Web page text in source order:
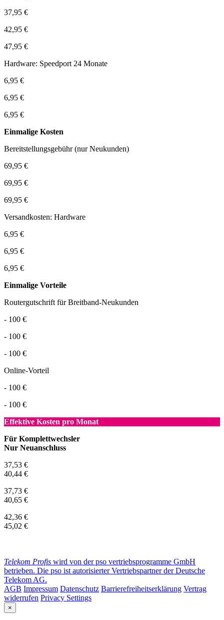
37,95 €
42,95 €
47,95 €
Hardware: Speedport 24 Monate
6,95 €
6,95 €
6,95 €
Einmalige Kosten
Bereitstellungsgebühr (nur Neukunden)
69,95 €
69,95 €
69,95 €
Versandkosten: Hardware
6,95 €
6,95 €
6,95 €
Einmalige Vorteile
Routergutschrift für Breitband-Neukunden
- 100 €
- 100 €
- 100 €
Online-Vorteil
- 100 €
- 100 €
Effektive Kosten pro Monat
Für Komplettwechsler
Nur Neuanschluss
37,53 €
40,44 €
37,73 €
40,65 €
42,36 €
45,02 €
Telekom Profis wird von der pso vertriebsprogramme GmbH
betrieben. Die pso ist autorisierter Vertriebspartner der Deutsche
Telekom AG.
AGB Impressum Datenschutz Barrierefreiheitserklärung Vertrag
widerrufen Privacy Settings
×